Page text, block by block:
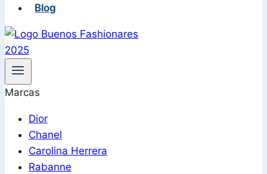
Blog
Marcas
Dior
Chanel
Carolina Herrera
Rabanne